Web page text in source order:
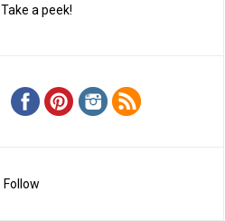
Take a peek!
Follow